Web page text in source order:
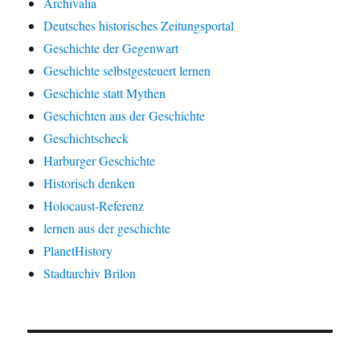
Deutsches historisches Zeitungsportal
Geschichte der Gegenwart
Geschichte selbstgesteuert lernen
Geschichte statt Mythen
Geschichten aus der Geschichte
Geschichtscheck
Harburger Geschichte
Historisch denken
Holocaust-Referenz
lernen aus der geschichte
PlanetHistory
Stadtarchiv Brilon